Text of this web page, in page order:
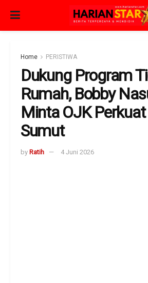
Home PERISTIWA
Dukung Program
Rumah, Bobby
Minta OJK Perkuat
Sumut
by Ratih 4 Juni 2026